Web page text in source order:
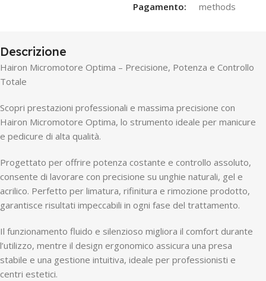
Pagamento:
Descrizione
Hairon Micromotore Optima – Precisione, Potenza e Controllo
Totale
Scopri prestazioni professionali e massima precisione con
Hairon Micromotore Optima, lo strumento ideale per manicure
e pedicure di alta qualità.
Progettato per offrire potenza costante e controllo assoluto,
consente di lavorare con precisione su unghie naturali, gel e
acrilico. Perfetto per limatura, rifinitura e rimozione prodotto,
garantisce risultati impeccabili in ogni fase del trattamento.
Il funzionamento fluido e silenzioso migliora il comfort durante
l’utilizzo, mentre il design ergonomico assicura una presa
stabile e una gestione intuitiva, ideale per professionisti e
centri estetici.